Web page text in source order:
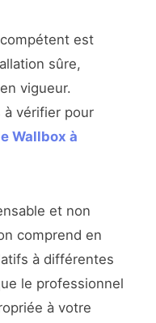
est
sûre,
vigueur.
à vérifier pour
Wallbox à
et non
comprend en
à différentes
le professionnel
à votre